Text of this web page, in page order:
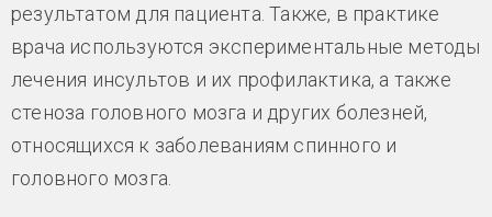
результатом для пациента. Также, в практике
врача используются экспериментальные методы
лечения инсультов и их профилактика, а также
стеноза головного мозга и других болезней,
относящихся к заболеваниям спинного и
головного мозга.